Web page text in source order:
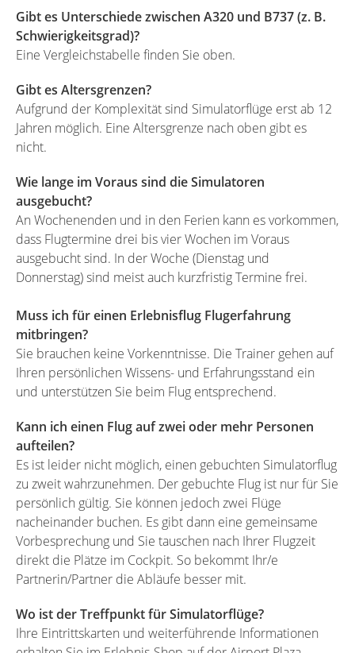
Gibt es Unterschiede zwischen A320 und B737 (z. B.
Schwierigkeitsgrad)?
Eine Vergleichstabelle finden Sie oben.
Gibt es Altersgrenzen?
Aufgrund der Komplexität sind Simulatorflüge erst ab 12
Jahren möglich. Eine Altersgrenze nach oben gibt es
nicht.
Wie lange im Voraus sind die Simulatoren
ausgebucht?
An Wochenenden und in den Ferien kann es vorkommen,
dass Flugtermine drei bis vier Wochen im Voraus
ausgebucht sind. In der Woche (Dienstag und
Donnerstag) sind meist auch kurzfristig Termine frei.
Muss ich für einen Erlebnisflug Flugerfahrung
mitbringen?
Sie brauchen keine Vorkenntnisse. Die Trainer gehen auf
Ihren persönlichen Wissens- und Erfahrungsstand ein
und unterstützen Sie beim Flug entsprechend.
Kann ich einen Flug auf zwei oder mehr Personen
aufteilen?
Es ist leider nicht möglich, einen gebuchten Simulatorflug
zu zweit wahrzunehmen. Der gebuchte Flug ist nur für Sie
persönlich gültig. Sie können jedoch zwei Flüge
nacheinander buchen. Es gibt dann eine gemeinsame
Vorbesprechung und Sie tauschen nach Ihrer Flugzeit
direkt die Plätze im Cockpit. So bekommt Ihr/e
Partnerin/Partner die Abläufe besser mit.
Wo ist der Treffpunkt für Simulatorflüge?
Ihre Eintrittskarten und weiterführende Informationen